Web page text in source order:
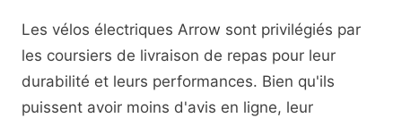
Les vélos électriques Arrow sont privilégiés par
les coursiers de livraison de repas pour leur
durabilité et leurs performances. Bien qu'ils
puissent avoir moins d'avis en ligne, leur